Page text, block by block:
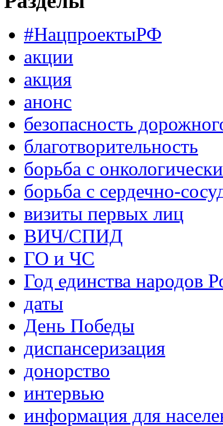
#НацпроектыРФ
акции
акция
анонс
безопасность
благотворительность
борьба с
борьба с сердечно-
визиты первых лиц
ВИЧ/СПИД
ГО и ЧС
Год единства народов
даты
День Победы
диспансеризация
донорство
интервью
информация для